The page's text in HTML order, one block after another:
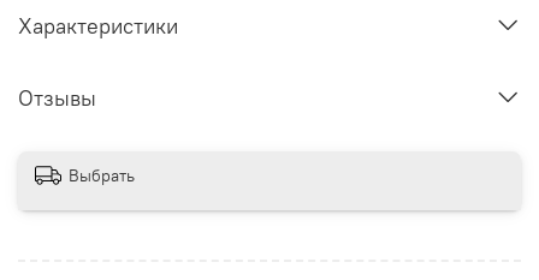
Характеристики
Отзывы
Выбрать